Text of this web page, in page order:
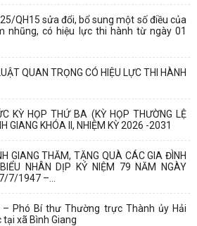
QH15 sửa đổi, bổ sung một số điều của
nhũng, có hiệu lực thi hành từ ngày 01
QUAN TRỌNG CÓ HIỆU LỰC THI HÀNH
KỲ HỌP THỨ BA (KỲ HỌP THƯỜNG LỆ
GIANG KHÓA II, NHIỆM KỲ 2026 -2031
GIANG THĂM, TẶNG QUÀ CÁC GIA ĐÌNH
NHÂN DỊP KỶ NIỆM 79 NĂM NGÀY
7/1947 –...
Phó Bí thư Thường trực Thành ủy Hải
xã Bình Giang